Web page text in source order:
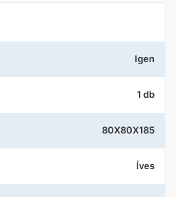
Igen
1 db
80X80X185
Íves